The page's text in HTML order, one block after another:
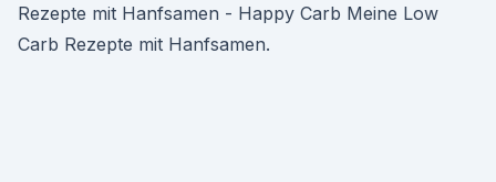
Rezepte mit Hanfsamen - Happy Carb Meine Low
Carb Rezepte mit Hanfsamen.